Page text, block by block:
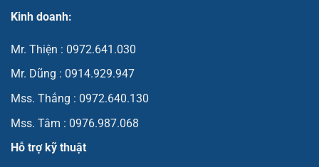
Kinh doanh:
Mr. Thiện : 0972.641.030
Mr. Dũng : 0914.929.947
Mss. Thắng : 0972.640.130
Mss. Tâm : 0976.987.068
Hỗ trợ kỹ thuật